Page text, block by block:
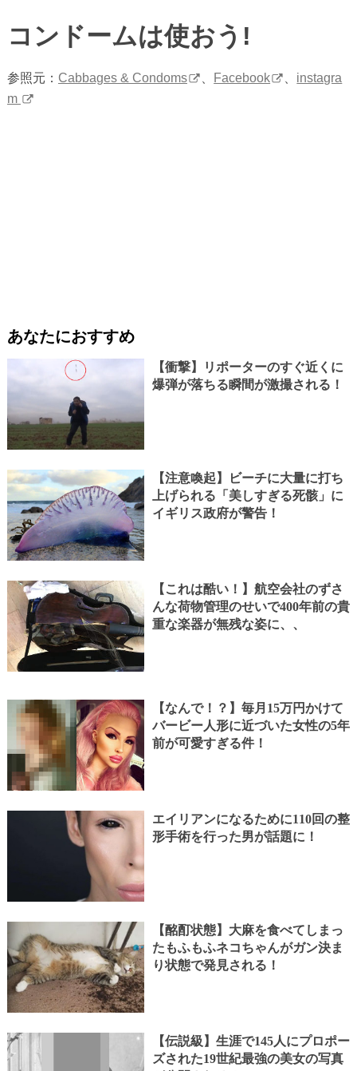
コンドームは使おう!
参照元： Cabbages & Condoms Facebook
instagra
m
あなたにおすすめ
【衝撃】リポーターのすぐ近くに
爆弾が落ちる瞬間が激撮される！
【注意喚起】ビーチに大量に打ち
上げられる「美しすぎる死骸」に
イギリス政府が警告！
【これは酷い！】航空会社のずさ
んな荷物管理のせいで400年前の貴
重な楽器が無残な姿に、、
【なんで！？】毎月15万円かけて
バービー人形に近づいた女性の5年
前が可愛すぎる件！
エイリアンになるために110回の整
形手術を行った男が話題に！
【酩酊状態】大麻を食べてしまっ
たもふもふネコちゃんがガン決ま
り状態で発見される！
【伝説級】生涯で145人にプロポー
ズされた19世紀最強の美女の写真